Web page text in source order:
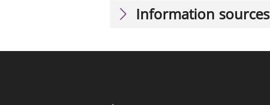
Information sources